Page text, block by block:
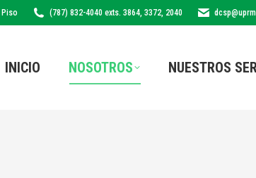
Piso (787) 832-4040 exts. 3864, 3372, 2040
INICIO NOSOTROS NUESTROS